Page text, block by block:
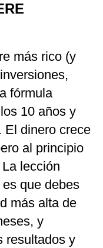
más rico (y
fórmula
10 años y
El dinero crece
al principio
lección
que debes
más alta de
y
resultados y